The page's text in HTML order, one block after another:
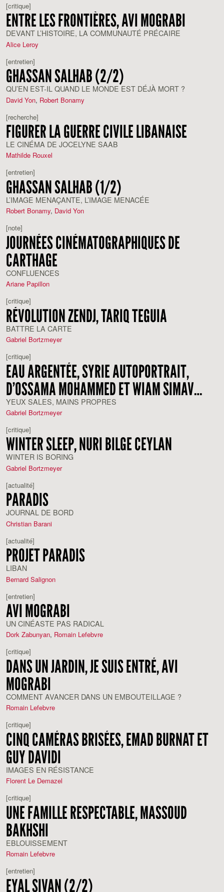
[critique]
ENTRE LES FRONTIÈRES, AVI MOGRABI
DEVANT L’HISTOIRE, LA COMMUNAUTÉ PRÉCAIRE
Alice Leroy
[entretien]
GHASSAN SALHAB (2/2)
QU’EN EST-IL QUAND LE MONDE EST DÉJÀ MORT ?
David Yon, Robert Bonamy
[recherche]
FIGURER LA GUERRE CIVILE LIBANAISE
LE CINÉMA DE JOCELYNE SAAB
Mathilde Rouxel
[entretien]
GHASSAN SALHAB (1/2)
L’IMAGE MENAÇANTE, L’IMAGE MENACÉE
Robert Bonamy, David Yon
[note]
JOURNÉES CINÉMATOGRAPHIQUES DE
CARTHAGE
CONFLUENCES
Ariane Papillon
[critique]
RÉVOLUTION ZENDJ, TARIQ TEGUIA
BATTRE LA CARTE
Gabriel Bortzmeyer
[critique]
EAU ARGENTÉE, SYRIE AUTOPORTRAIT,
D’OSSAMA MOHAMMED ET WIAM SIMAV
BEDIRXAN
YEUX SALES, MAINS PROPRES
Gabriel Bortzmeyer
[critique]
WINTER SLEEP, NURI BILGE CEYLAN
WINTER IS BORING
Gabriel Bortzmeyer
[actualité]
PARADIS
JOURNAL DE BORD
Christian Barani
[actualité]
PROJET PARADIS
LIBAN
Bernard Salignon
[entretien]
AVI MOGRABI
UN CINÉASTE PAS RADICAL
Dork Zabunyan, Romain Lefebvre
[critique]
DANS UN JARDIN, JE SUIS ENTRÉ, AVI
MOGRABI
COMMENT AVANCER DANS UN EMBOUTEILLAGE ?
Romain Lefebvre
[critique]
CINQ CAMÉRAS BRISÉES, EMAD BURNAT ET
GUY DAVIDI
IMAGES EN RÉSISTANCE
Florent Le Demazel
[critique]
UNE FAMILLE RESPECTABLE, MASSOUD
BAKHSHI
EBLOUISSEMENT
Romain Lefebvre
[entretien]
EYAL SIVAN (2/2)